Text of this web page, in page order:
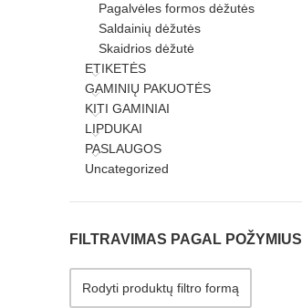
Pagalvėles formos dėžutės
Saldainių dėžutės
Skaidrios dėžutė
ETIKETĖS
GAMINIŲ PAKUOTĖS
KITI GAMINIAI
LIPDUKAI
PASLAUGOS
Uncategorized
FILTRAVIMAS PAGAL POŽYMIUS
Rodyti produktų filtro formą